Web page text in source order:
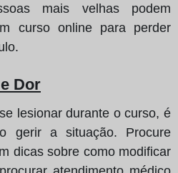
mais velhas podem
curso online para perder
Dor
lesionar durante o curso, é
gerir a situação. Procure
dicas sobre como modificar